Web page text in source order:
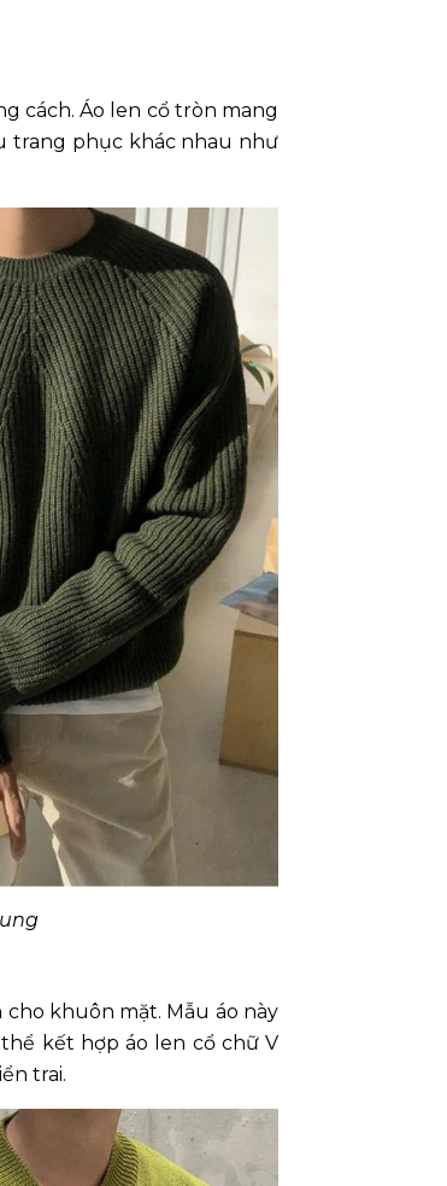
cách. Áo len cổ tròn mang
trang phục khác nhau như
khuôn mặt. Mẫu áo này
kết hợp áo len cổ chữ V
trai.